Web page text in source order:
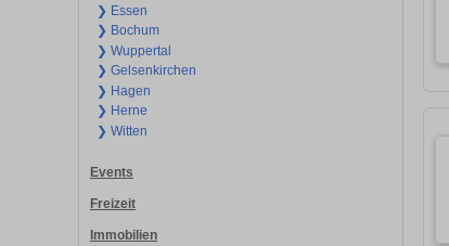
❯ Essen
❯ Bochum
❯ Wuppertal
❯ Gelsenkirchen
❯ Hagen
❯ Herne
❯ Witten
Events
Freizeit
Immobilien